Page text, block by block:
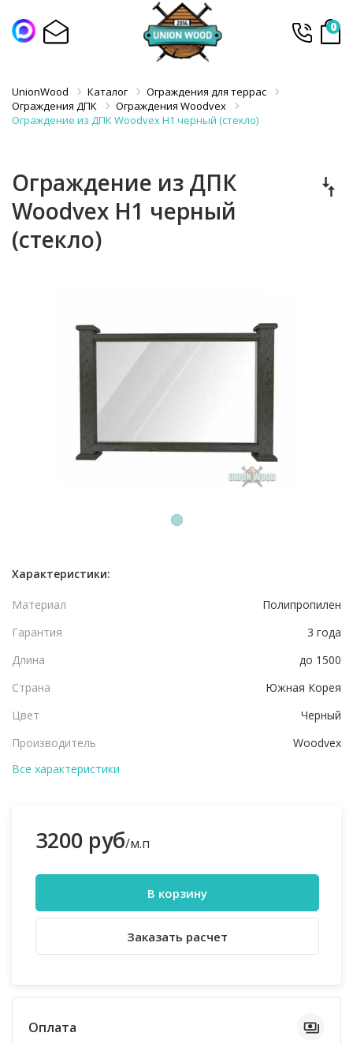
0
UnionWood Каталог
Ограждения для террас
Ограждения ДПК
Ограждения Woodvex
Ограждение из ДПК Woodvex H1 черный (стекло)
Ограждение из ДПК
Woodvex H1 черный
(стекло)
1
Характеристики:
Материал
Полипропилен
Гарантия
3 года
Длина
до 1500
Страна
Южная Корея
Цвет
Черный
Производитель
Woodvex
Все характеристики
3200 руб/м.п
В корзину
Заказать расчет
Оплата